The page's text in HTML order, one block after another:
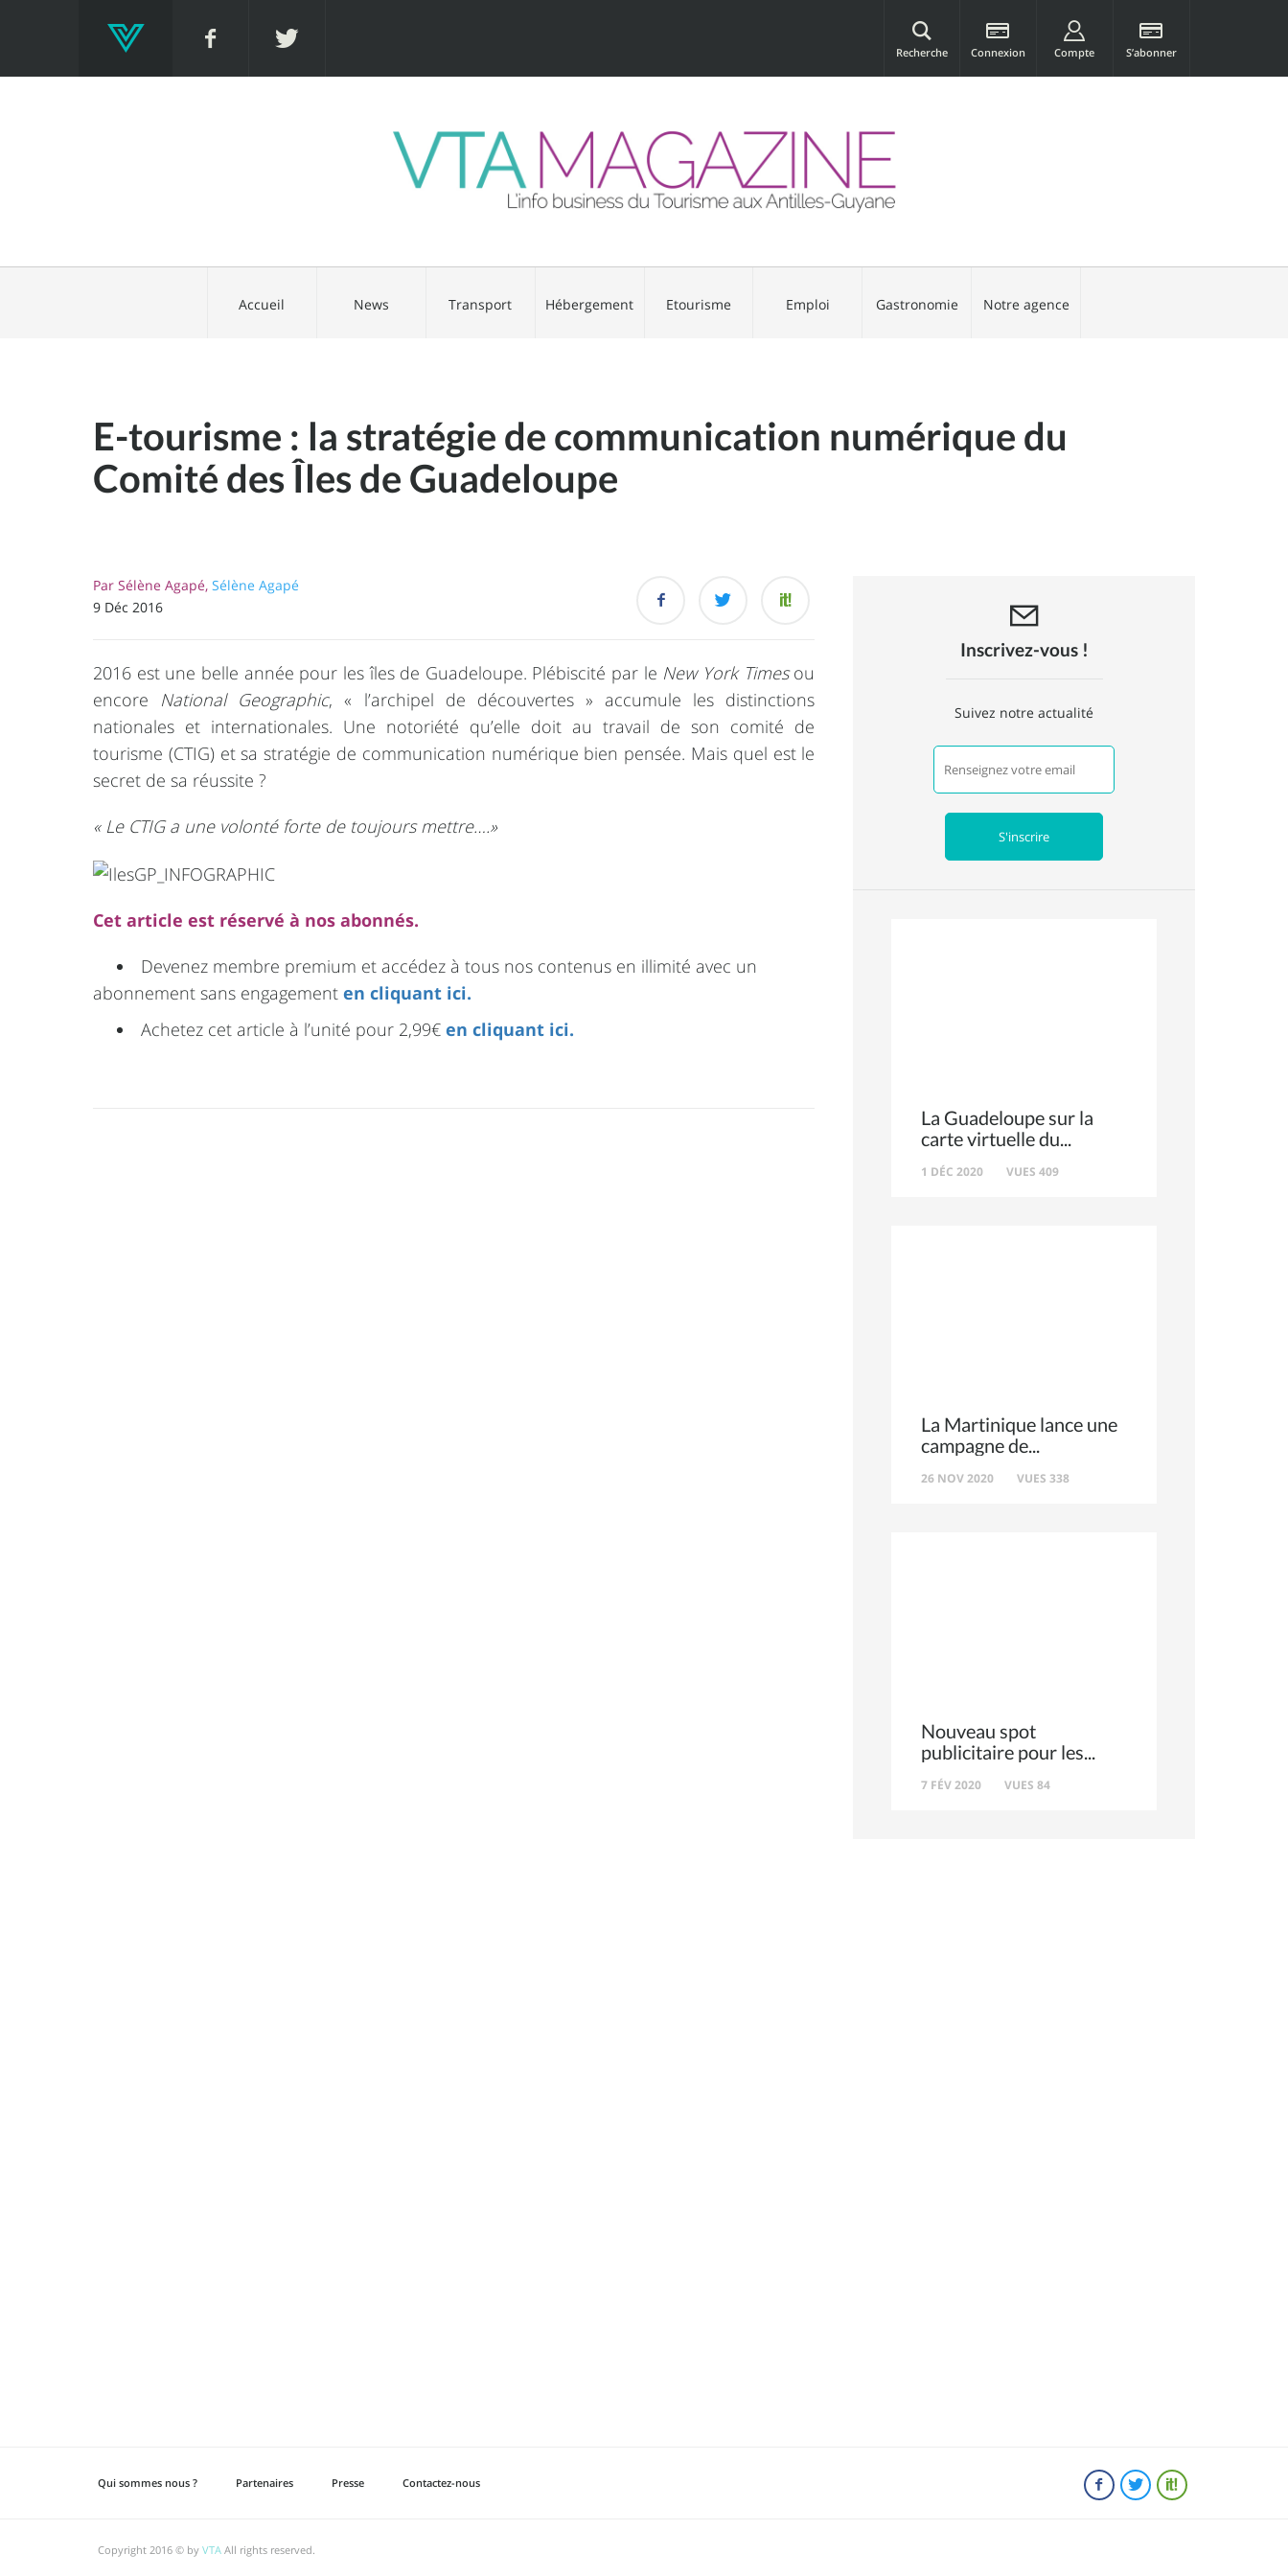
Recherche Connexion Compte S’abonner
Accueil News Transport Hébergement Etourisme Emploi Gastronomie Notre agence
E-tourisme : la stratégie de communication numérique du
Comité des Îles de Guadeloupe
Par Sélène Agapé, Sélène Agapé
9 Déc 2016
2016 est une belle année pour les îles de Guadeloupe. Plébiscité par le New York Timesou
encore National Geographic, « l’archipel de découvertes » accumule les distinctions
nationales et internationales. Une notoriété qu’elle doit au travail de son comité de
tourisme (CTIG) et sa stratégie de communication numérique bien pensée. Mais quel est le
secret de sa réussite ?
« Le CTIG a une volonté forte de toujours mettre….»
Cet article est réservé à nos abonnés.
Devenez membre premium et accédez à tous nos contenus en illimité avec un
abonnement sans engagement en cliquant ici.
Achetez cet article à l’unité pour 2,99€ en cliquant ici.
Inscrivez-vous !
Suivez notre actualité
La Guadeloupe sur la
carte virtuelle du
1 DÉC 2020 VUES 409
La Martinique lance une
campagne de
26 NOV 2020 VUES 338
Nouveau spot
publicitaire pour les
7 FÉV 2020 VUES 84
Qui sommes nous ? Partenaires Presse Contactez-nous
Copyright 2016 © by VTA All rights reserved.